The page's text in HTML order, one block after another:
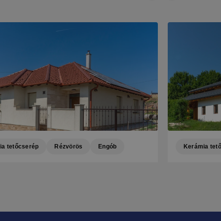
tetőcserép Rézvörös Engób Kerámia